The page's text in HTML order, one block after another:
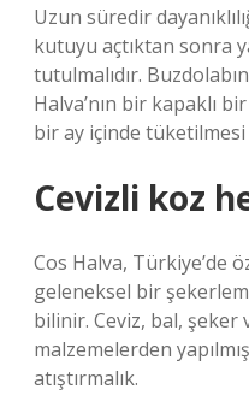
Uzun süredir
kutuyu açtıktan sonra
tutulmalıdır.
Halva’nın bir kapaklı
bir ay içinde
Cevizli koz
Cos Halva, Türkiye’de
geleneksel bir
bilinir. Ceviz, bal,
malzemelerden
atıştırmalık.